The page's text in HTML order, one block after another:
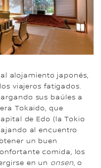
alojamiento japonés,
viajeros fatigados.
sus baúles a
Tokaido, que
de Edo (la Tokio
al encuentro
un buen
comida, los
en un onsen, o